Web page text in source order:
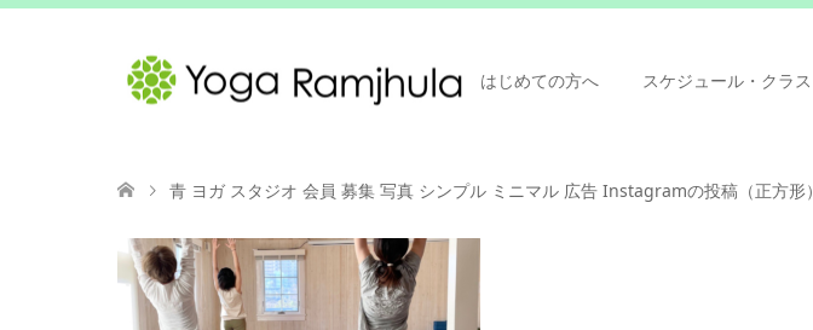
はじめての方へ スケジュール・クラス
青 ヨガ スタジオ 会員 募集 写真 シンプル ミニマル 広告 Instagramの投稿（正方形）